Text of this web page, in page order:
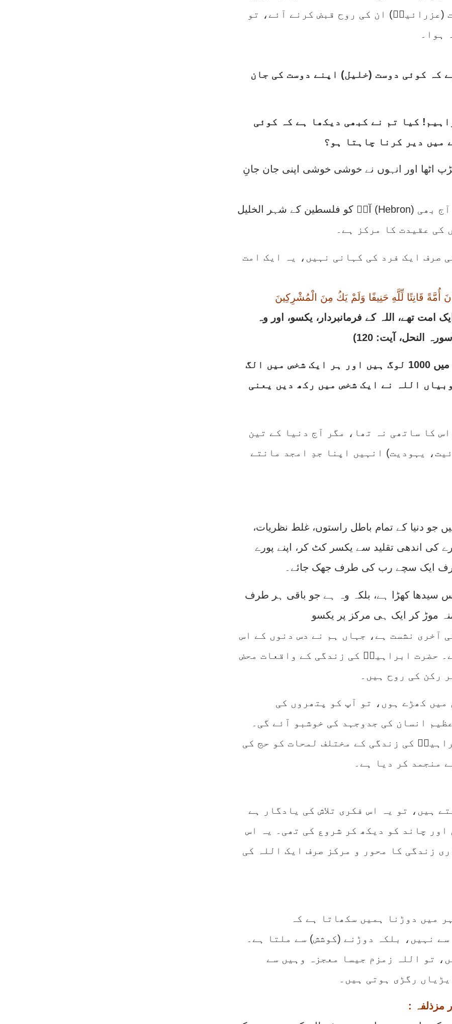
(عزرائیلؑ) ان کی روح قبض کرنے آئے، تو
ہوا۔
کہ کوئی دوست (خلیل) اپنے دوست کی جان
کیا تم نے کبھی دیکھا ہے کہ کوئی
میں دیر کرنا چاہتا ہو؟
اٹھا اور انہوں نے خوشی خوشی اپنی جان جانِ
آپؑ کو فلسطین کے شہر الخلیل (Hebron) میں دفن کیا گیا، جہاں آج بھی
کی عقیدت کا مرکز ہے۔
صرف ایک فرد کی کہانی نہیں، یہ ایک امت
أُمَّةً قَانِتًا لِّلَّهِ حَنِيفًا وَلَمْ يَكُ مِنَ الْمُشْرِكِينَ
امت تھے، اللہ کے فرمانبردار، یکسو، اور وہ
النحل، آیت: 120)
ایک امت یعنی اگر ایک امت میں 1000 لوگ ہیں اور ہر ایک شخص میں الگ
اللہ نے ایک شخص میں رکھ دیں یعنی
اس کا ساتھی نہ تھا، مگر آج دنیا کے تین
یہودیت) انہیں اپنا جدِ امجد مانتے
دنیا کے تمام باطل راستوں، غلط نظریات،
کی اندھی تقلید سے یکسر کٹ کر، اپنے پورے
ایک سچے رب کی طرف جھک جائے۔
سیدھا کھڑا ہے، بلکہ وہ ہے جو باقی ہر طرف
آخری نشست ہے، جہاں ہم نے دس دنوں کے اس
حضرت ابراہیمؑ کی زندگی کے واقعات محض
رکن کی روح ہیں۔
میں کھڑے ہوں، تو آپ کو پتھروں کی
انسان کی جدوجہد کی خوشبو آئے گی۔
کی زندگی کے مختلف لمحات کو حج کی
منجمد کر دیا ہے۔
ہیں، تو یہ اس فکری تلاش کی یادگار ہے
چاند کو دیکھ کر شروع کی تھی۔ یہ اس
زندگی کا محور و مرکز صرف ایک اللہ کی
میں دوڑنا ہمیں سکھاتا ہے کہ
نہیں، بلکہ دوڑنے (کوشش) سے ملتا ہے۔
تو اللہ زمزم جیسا معجزہ وہیں سے
رگڑی ہوتی ہیں۔
مزذلفہ